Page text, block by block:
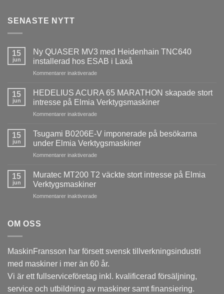
SENASTE NYTT
15
jun
Ny QUASER MV3 med Heidenhain TNC640
installerad hos ESAB i Laxå
Kommentarer inaktiveradeför
QUASER
MV3
med
Heidenhain
installerad
hos
ESAB
i
15
jun
HEDELIUS ACURA 65 MARATHON skapade stort
intresse på Elmia Verktygsmaskiner
Kommentarer inaktiveradeför
ACURA
MARATHON
skapade
intresse
Verktygsmaskiner
15
jun
Tsugami B0206E-V imponerade på besökarna
under Elmia Verktygsmaskiner
Kommentarer inaktiveradeför
B0206E-
på
15
jun
Muratec MT200 T2 väckte stort intresse på Elmia
Verktygsmaskiner
Kommentarer inaktiveradeför
på
Elmia
Verktygsmaskiner
OM OSS
MaskinFransson har försett svensk tillverkningsindustri
med maskiner i mer än 60 år.
Vi är ett fullserviceföretag inkl. kvalificerad försäljning,
service och utbildning av maskiner samt finansiering.